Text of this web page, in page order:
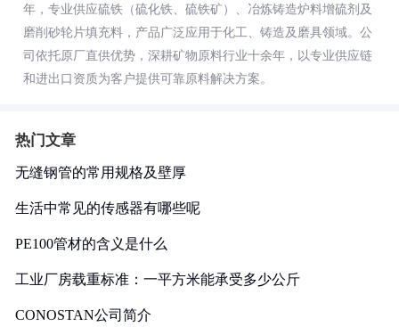
年，专业供应硫铁（硫化铁、硫铁矿）、冶炼铸造炉料增硫剂及
磨削砂轮片填充料，产品广泛应用于化工、铸造及磨具领域。公
司依托原厂直供优势，深耕矿物原料行业十余年，以专业供应链
和进出口资质为客户提供可靠原料解决方案。
热门文章
无缝钢管的常用规格及壁厚
生活中常见的传感器有哪些呢
PE100管材的含义是什么
工业厂房载重标准：一平方米能承受多少公斤
CONOSTAN公司简介